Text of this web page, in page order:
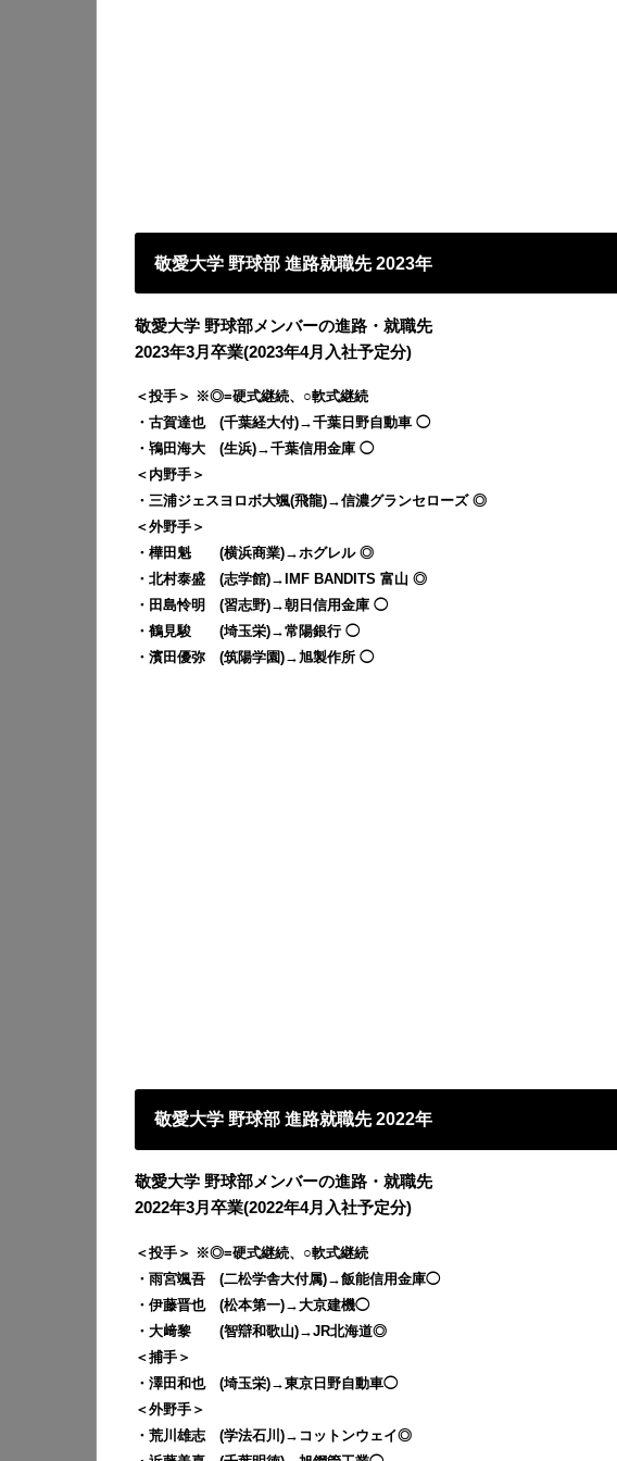
敬愛大学 野球部 進路就職先 2023年
敬愛大学 野球部メンバーの進路・就職先
2023年3月卒業(2023年4月入社予定分)
＜投手＞ ※◎=硬式継続、○軟式継続
・古賀達也 (千葉経大付)→千葉日野自動車 ◯
・鴇田海大 (生浜)→千葉信用金庫 ◯
＜内野手＞
・三浦ジェスヨロボ大颯(飛龍)→信濃グランセローズ ◎
＜外野手＞
・樺田魁 (横浜商業)→ホグレル ◎
・北村泰盛 (志学館)→IMF BANDITS 富山 ◎
・田島怜明 (習志野)→朝日信用金庫 ◯
・鶴見駿 (埼玉栄)→常陽銀行 ◯
・濱田優弥 (筑陽学園)→旭製作所 ◯
敬愛大学 野球部 進路就職先 2022年
敬愛大学 野球部メンバーの進路・就職先
2022年3月卒業(2022年4月入社予定分)
＜投手＞ ※◎=硬式継続、○軟式継続
・雨宮颯吾 (二松学舎大付属)→飯能信用金庫◯
・伊藤晋也 (松本第一)→大京建機◯
・大﨑黎 (智辯和歌山)→JR北海道◎
＜捕手＞
・澤田和也 (埼玉栄)→東京日野自動車◯
＜外野手＞
・荒川雄志 (学法石川)→コットンウェイ◎